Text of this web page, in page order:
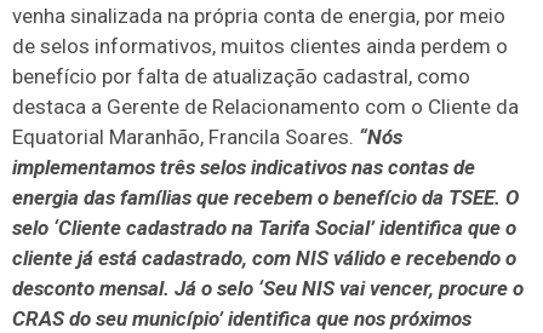
venha sinalizada na própria conta de energia, por meio
de selos informativos, muitos clientes ainda perdem o
benefício por falta de atualização cadastral, como
destaca a Gerente de Relacionamento com o Cliente da
Equatorial Maranhão, Francila Soares. “Nós
implementamos três selos indicativos nas contas de
energia das famílias que recebem o benefício da TSEE. O
selo ‘Cliente cadastrado na Tarifa Social’ identifica que o
cliente já está cadastrado, com NIS válido e recebendo o
desconto mensal. Já o selo ‘Seu NIS vai vencer, procure o
CRAS do seu município’ identifica que nos próximos